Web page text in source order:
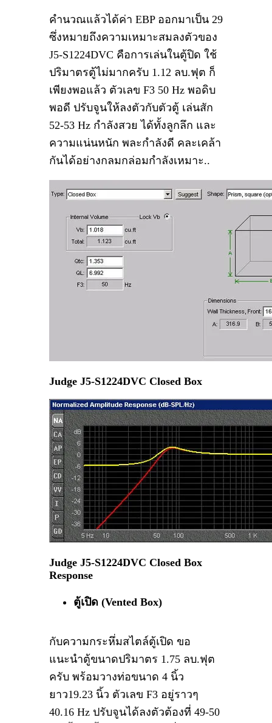
คำนวณแล้วได้ค่า EBP ออกมาเป็น 29
ซึ่งหมายถึงความเหมาะสมลงตัวของ
J5-S1224DVC คือการเล่นในตู้ปิด ใช้
ปริมาตรตู้ไม่มากครับ 1.12 ลบ.ฟุต ก็
เพียงพอแล้ว ตัวเลข F3 50 Hz พอดิบ
พอดี ปรับจูนให้ลงตัวกับตัวตู้ เล่นสัก
52-53 Hz กำลังสวย ได้ทั้งลูกลึก และ
ความแน่นหนัก พละกำลังดี คละเคล้า
กันได้อย่างกลมกล่อมกำลังเหมาะ..
Judge J5-S1224DVC Closed Box
Judge J5-S1224DVC Closed Box
Response
ตู้เปิด (Vented Box)
กับความกระหึ่มสไตล์ตู้เปิด ขอ
แนะนำตู้ขนาดปริมาตร 1.75 ลบ.ฟุต
ครับ พร้อมวางท่อขนาด 4 นิ้ว
ยาว19.23 นิ้ว ตัวเลข F3 อยู่ราวๆ
40.16 Hz ปรับจูนได้ลงตัวต้องที่ 49-50